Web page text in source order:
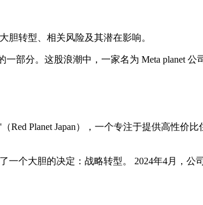
胆转型、相关风险及其潜在影响。
一部分。这股浪潮中，一家名为 Meta planet 公
Red Planet Japan），一个专注于提供高性价
个大胆的决定：战略转型。 2024年4月，公